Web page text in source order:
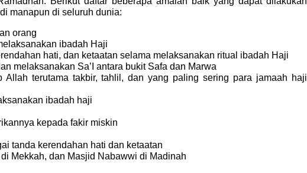
manapun di seluruh dunia:
orang
ibadah Haji
hati, dan ketaatan selama melaksanakan ritual ibadah Haji
melaksanakan Sa’I antara bukit Safa dan Marwa
Allah terutama takbir, tahlil, dan yang paling sering para jamaah haji
ibadah haji
kepada fakir miskin
tanda kerendahan hati dan ketaatan
Mekkah, dan Masjid Nabawwi di Madinah